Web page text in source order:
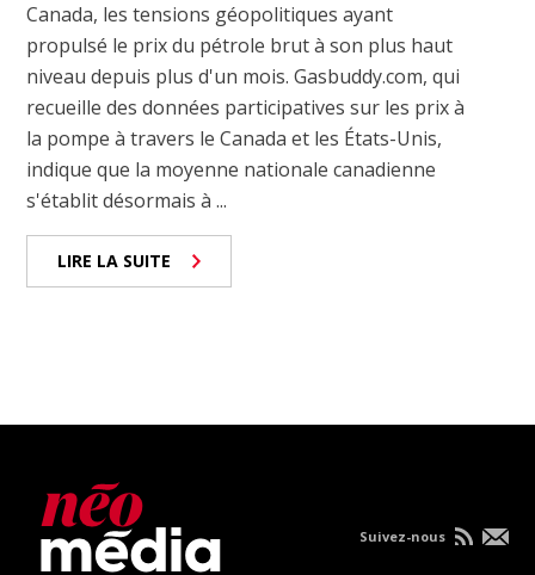
Canada, les tensions géopolitiques ayant
propulsé le prix du pétrole brut à son plus haut
niveau depuis plus d'un mois. Gasbuddy.com, qui
recueille des données participatives sur les prix à
la pompe à travers le Canada et les États-Unis,
indique que la moyenne nationale canadienne
s'établit désormais à ...
LIRE LA SUITE
Suivez-nous